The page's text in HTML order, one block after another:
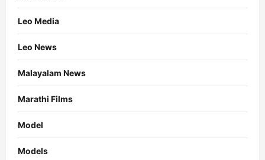
Leo Media
Leo News
Malayalam News
Marathi Films
Model
Models